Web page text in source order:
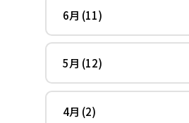
6月 (11)
5月 (12)
4月 (2)